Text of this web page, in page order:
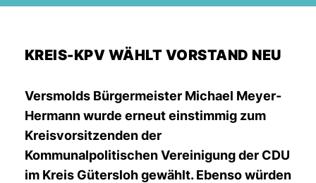
KREIS-KPV WÄHLT VORSTAND NEU
Versmolds Bürgermeister Michael Meyer-
Hermann wurde erneut einstimmig zum
Kreisvorsitzenden der
Kommunalpolitischen Vereinigung der CDU
im Kreis Gütersloh gewählt. Ebenso würden